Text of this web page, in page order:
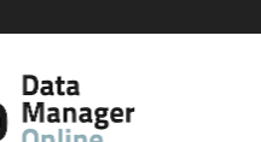
Data
Manager
Online